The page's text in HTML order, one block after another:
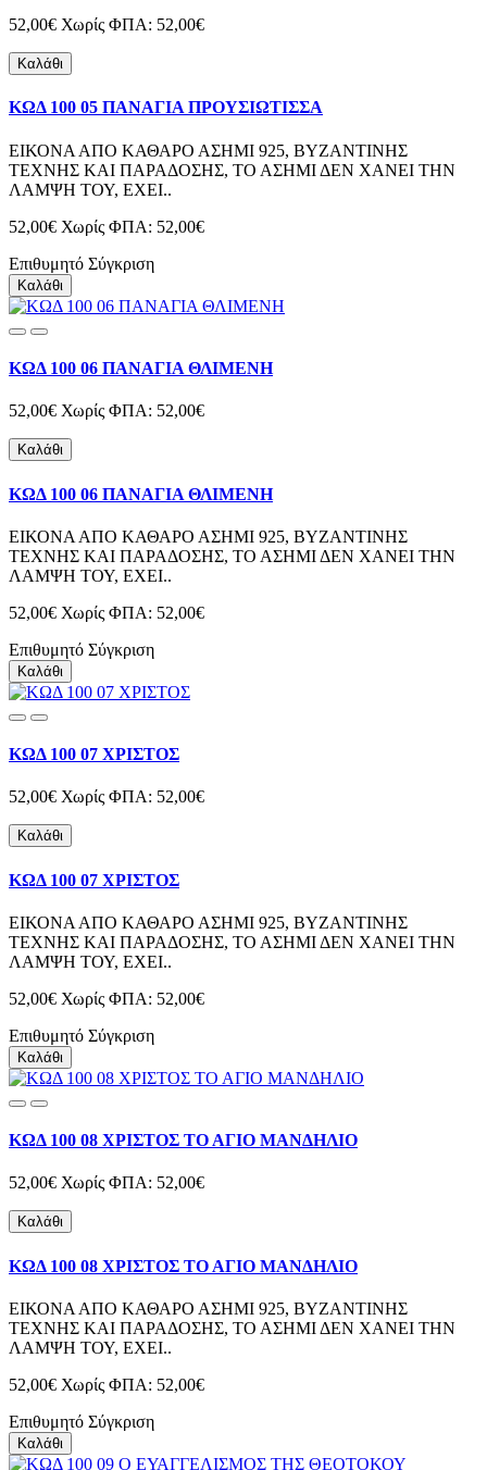
52,00€ Χωρίς ΦΠΑ: 52,00€
Καλάθι
ΚΩΔ 100 05 ΠΑΝΑΓΙΑ ΠΡΟΥΣΙΩΤΙΣΣΑ
ΕΙΚΟΝΑ ΑΠΟ ΚΑΘΑΡΟ ΑΣΗΜΙ 925, ΒΥΖΑΝΤΙΝΗΣ
ΤΕΧΝΗΣ ΚΑΙ ΠΑΡΑΔΟΣΗΣ, ΤΟ ΑΣΗΜΙ ΔΕΝ ΧΑΝΕΙ ΤΗΝ
ΛΑΜΨΗ ΤΟΥ, ΕΧΕΙ..
52,00€ Χωρίς ΦΠΑ: 52,00€
Επιθυμητό Σύγκριση
Καλάθι
ΚΩΔ 100 06 ΠΑΝΑΓΙΑ ΘΛΙΜΕΝΗ
52,00€ Χωρίς ΦΠΑ: 52,00€
Καλάθι
ΚΩΔ 100 06 ΠΑΝΑΓΙΑ ΘΛΙΜΕΝΗ
ΕΙΚΟΝΑ ΑΠΟ ΚΑΘΑΡΟ ΑΣΗΜΙ 925, ΒΥΖΑΝΤΙΝΗΣ
ΤΕΧΝΗΣ ΚΑΙ ΠΑΡΑΔΟΣΗΣ, ΤΟ ΑΣΗΜΙ ΔΕΝ ΧΑΝΕΙ ΤΗΝ
ΛΑΜΨΗ ΤΟΥ, ΕΧΕΙ..
52,00€ Χωρίς ΦΠΑ: 52,00€
Επιθυμητό Σύγκριση
Καλάθι
ΚΩΔ 100 07 ΧΡΙΣΤΟΣ
52,00€ Χωρίς ΦΠΑ: 52,00€
Καλάθι
ΚΩΔ 100 07 ΧΡΙΣΤΟΣ
ΕΙΚΟΝΑ ΑΠΟ ΚΑΘΑΡΟ ΑΣΗΜΙ 925, ΒΥΖΑΝΤΙΝΗΣ
ΤΕΧΝΗΣ ΚΑΙ ΠΑΡΑΔΟΣΗΣ, ΤΟ ΑΣΗΜΙ ΔΕΝ ΧΑΝΕΙ ΤΗΝ
ΛΑΜΨΗ ΤΟΥ, ΕΧΕΙ..
52,00€ Χωρίς ΦΠΑ: 52,00€
Επιθυμητό Σύγκριση
Καλάθι
ΚΩΔ 100 08 ΧΡΙΣΤΟΣ ΤΟ ΑΓΙΟ ΜΑΝΔΗΛΙΟ
52,00€ Χωρίς ΦΠΑ: 52,00€
Καλάθι
ΚΩΔ 100 08 ΧΡΙΣΤΟΣ ΤΟ ΑΓΙΟ ΜΑΝΔΗΛΙΟ
ΕΙΚΟΝΑ ΑΠΟ ΚΑΘΑΡΟ ΑΣΗΜΙ 925, ΒΥΖΑΝΤΙΝΗΣ
ΤΕΧΝΗΣ ΚΑΙ ΠΑΡΑΔΟΣΗΣ, ΤΟ ΑΣΗΜΙ ΔΕΝ ΧΑΝΕΙ ΤΗΝ
ΛΑΜΨΗ ΤΟΥ, ΕΧΕΙ..
52,00€ Χωρίς ΦΠΑ: 52,00€
Επιθυμητό Σύγκριση
Καλάθι